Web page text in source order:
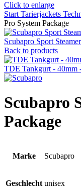
Click to enlarge
Start Tarierjackets
Pro System Package
Scubapro Sport
Back to products
TDE Tankgurt - 40mm
Scubapro
Package
Marke Scubapro
Geschlecht unisex